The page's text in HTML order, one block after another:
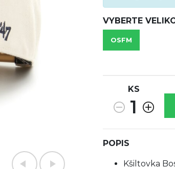
VYBERTE
OSFM
KS
1
POPIS
Kšiltovka